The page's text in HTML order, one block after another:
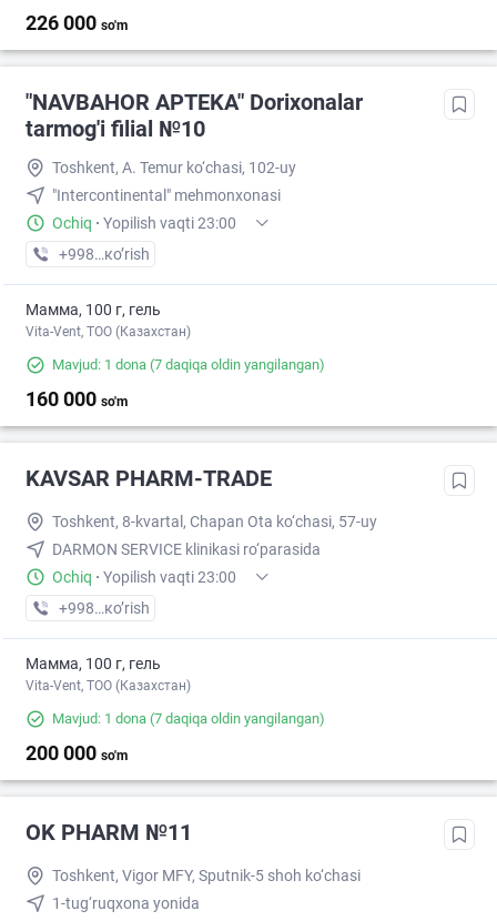
226 000 so'm
"NAVBAHOR APTEKA" Dorixonalar
tarmog'i filial №10
Toshkent, A. Temur ko‘chasi, 102-uy
"Intercontinental" mehmonxonasi
Ochiq · Yopilish vaqti 23:00
+998 (94) XXX-XX-XX
кo’rish
Мамма, 100 г, гель
Vita-Vent, TOO (Казахстан)
Mavjud: 1 dona (7 daqiqa oldin yangilangan)
160 000 so'm
KAVSAR PHARM-TRADE
Toshkent, 8-kvartal, Chapan Ota ko‘chasi, 57-uy
DARMON SERVICE klinikasi ro‘parasida
Ochiq · Yopilish vaqti 23:00
+998 (88) XXX-XX-XX
кo’rish
Мамма, 100 г, гель
Vita-Vent, TOO (Казахстан)
Mavjud: 1 dona (7 daqiqa oldin yangilangan)
200 000 so'm
OK PHARM №11
Toshkent, Vigor MFY, Sputnik-5 shoh ko‘chasi
1-tug‘ruqxona yonida